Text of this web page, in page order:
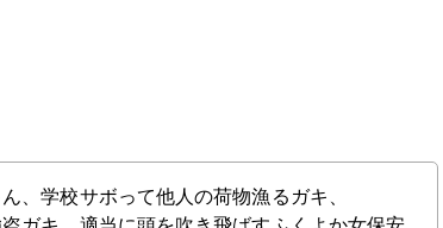
、学校サボって他人の荷物漁るガキ、